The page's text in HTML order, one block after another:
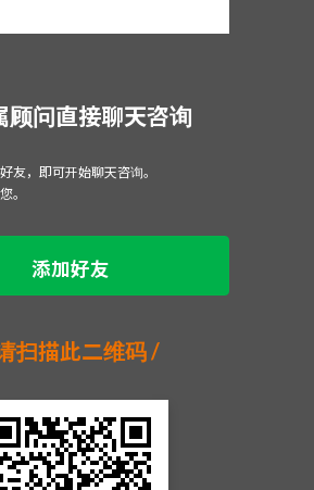
顾问直接聊天咨询
友，即可开始聊天咨询。
。
添加好友
扫描此二维码 /